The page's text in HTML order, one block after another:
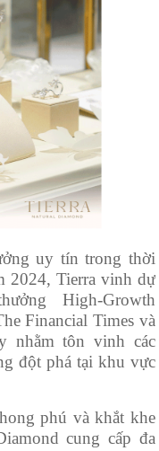
uy tín trong thời
2024, Tierra vinh dự
High-Growth
Financial Times và
nhằm tôn vinh các
đột phá tại khu vực
phú và khắt khe
cung cấp đa